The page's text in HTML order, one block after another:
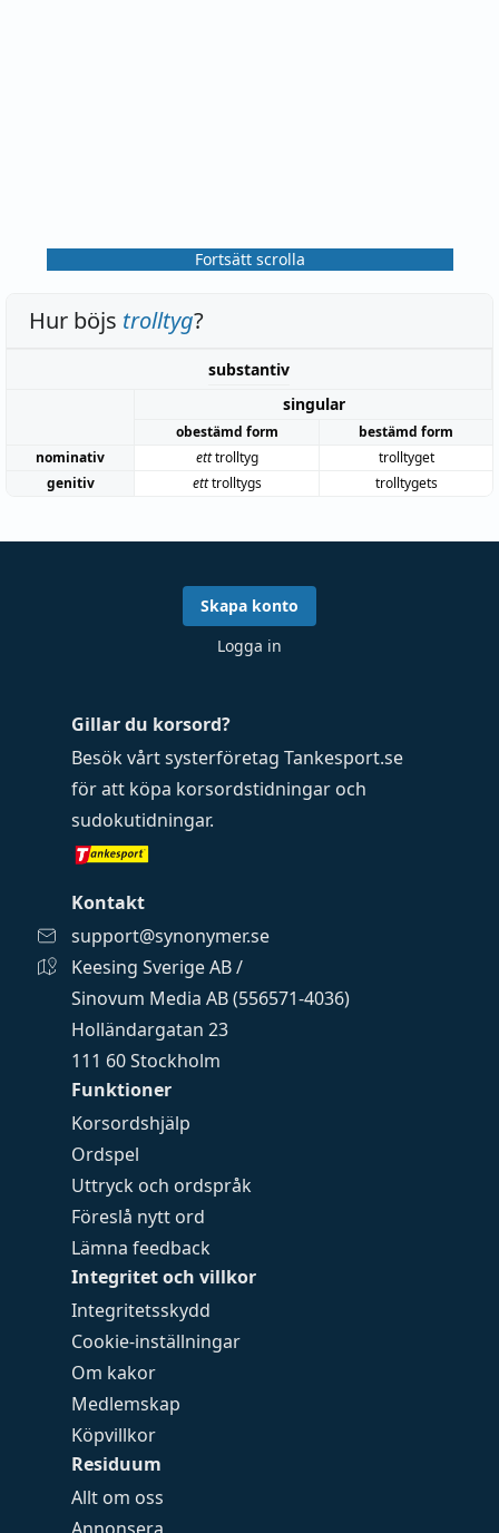
Fortsätt scrolla
Hur böjs trolltyg?
substantiv
singular
obestämd form
bestämd form
nominativ
etttrolltyg
trolltyget
genitiv
etttrolltygs trolltygets
Funktioner
Korsordshjälp
Ordspel
Uttryck och ordspråk
Föreslå nytt ord
Lämna feedback
Integritet och villkor
Integritetsskydd
Cookie-inställningar
Om kakor
Medlemskap
Köpvillkor
Residuum
Allt om oss
Gillar du korsord?
Besök vårt systerföretag Tankesport.se
för att köpa korsordstidningar och
sudokutidningar.
Kontakt
support@synonymer.se
Keesing Sverige AB /
Sinovum Media AB (556571-4036)
Holländargatan 23
111 60 Stockholm
Skapa konto
Logga in